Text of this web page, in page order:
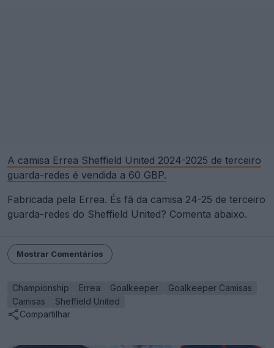
A camisa Errea Sheffield United 2024-2025 de terceiro
guarda-redes é vendida a 60 GBP.
Fabricada pela Errea. És fã da camisa 24-25 de terceiro
guarda-redes do Sheffield United? Comenta abaixo.
Mostrar Comentários
Championship Errea Goalkeeper
Goalkeeper Camisas
Camisas
Sheffield United
Compartilhar